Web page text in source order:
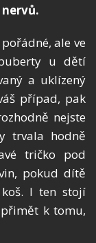
ale ve
u dětí
a uklízený
případ, pak
nejste
trvala hodně
tričko pod
pokud dítě
I ten stojí
k tomu,